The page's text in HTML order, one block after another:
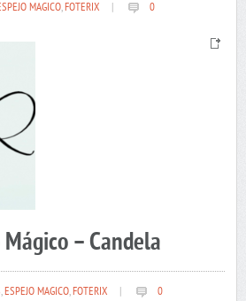
MAGICO,FOTERIX 0
– Candela
,ESPEJO MAGICO,FOTERIX 0